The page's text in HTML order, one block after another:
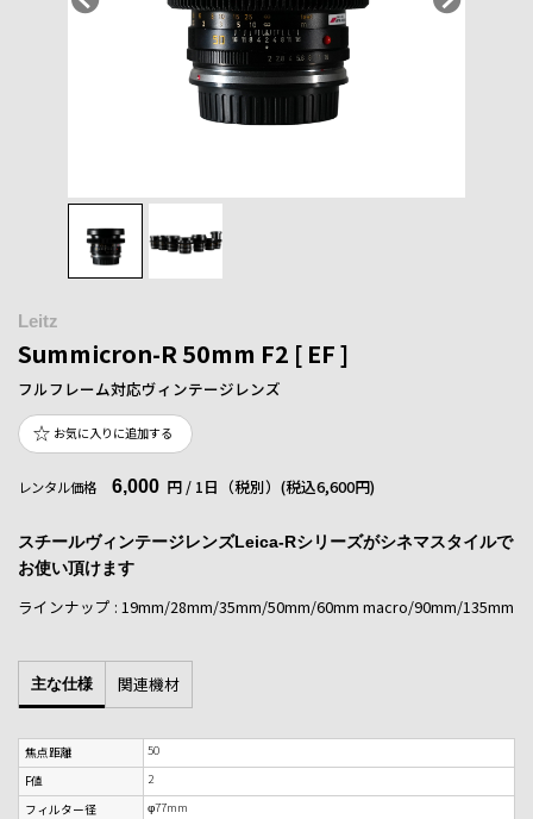
Leitz
Summicron-R 50mm F2 [ EF ]
フルフレーム対応ヴィンテージレンズ
お気に入りに追加する
レンタル価格 6,000 円 / 1日（税別） (税込6,600円)
スチールヴィンテージレンズLeica-Rシリーズがシネマスタイルで
お使い頂けます
ラインナップ : 19mm/28mm/35mm/50mm/60mm macro/90mm/135mm
主な仕様 関連機材
焦点距離
50
F値
2
フィルター径
φ77mm